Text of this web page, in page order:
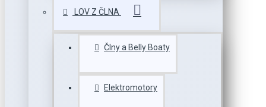
LOV Z ČLNA
Člny a Belly Boaty
Elektromotory